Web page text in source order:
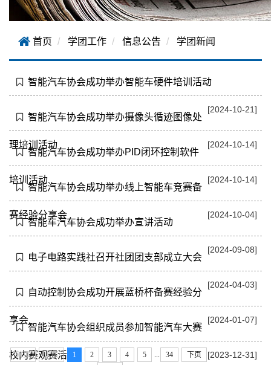
首页 学团工作 信息公告 学团新闻
智能汽车协会成功举办智能车硬件培训活动
[2024-10-21]
智能汽车协会成功举办摄像头循迹图像处
理培训活动 [2024-10-14]
智能汽车协会成功举办PID闭环控制软件
培训活动 [2024-10-14]
智能汽车协会成功举办线上智能车竞赛备
赛经验分享会 [2024-10-04]
智能车汽车协会成功举办宣讲活动
[2024-09-08]
电子电路实践社召开社团团支部成立大会
[2024-04-03]
自动控制协会成功开展蓝桥杯备赛经验分
享会 [2024-01-07]
智能汽车协会组织成员参加智能汽车大赛
校内赛观赛活动 [2023-12-31]
首页 上页 1 2 3 4 5 34
下页